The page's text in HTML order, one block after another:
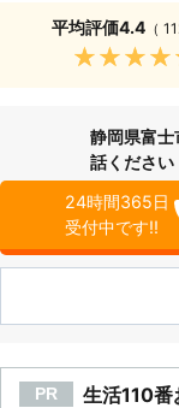
平均評価4.4（
静岡県富
話ください
24時間365日
受付中です!!
PR 生活110番